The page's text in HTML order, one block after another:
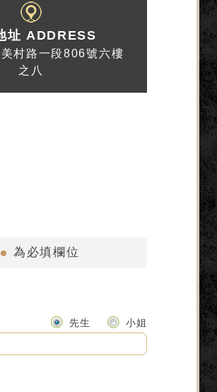
址 ADDRESS
村路一段806號六樓
之八
為必填欄位
先生 小姐